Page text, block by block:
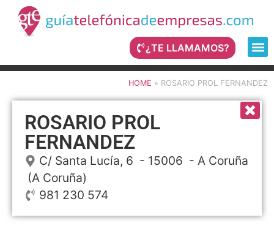
¿TE LLAMAMOS?
HOME » ROSARIO PROL FERNANDEZ
ROSARIO PROL
FERNANDEZ
C/ Santa Lucía, 6 - 15006 -A Coruña
(A Coruña)
981 230 574